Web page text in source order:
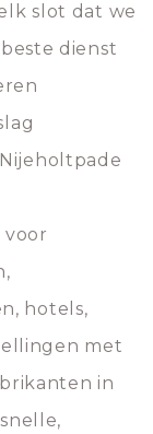
slot dat we
dienst
voor
hotels,
met
in